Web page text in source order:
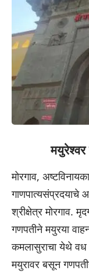
मयुरेश्वर
मोरगाव,
गाणपात्यसंप्रदयाचे
श्रीक्षेत्र मोरगाव.
गणपतीने मयुरया
कमलासुराचा येथे
मयुरावर बसून